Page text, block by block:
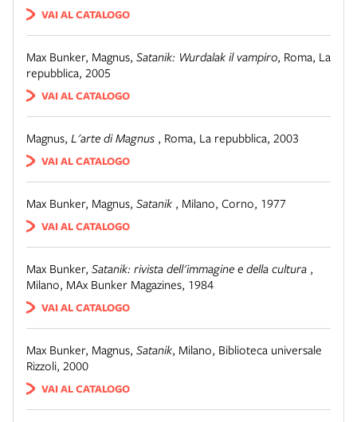
VAI AL CATALOGO
Max Bunker, Magnus, Satanik: Wurdalak il vampiro, Roma, La
repubblica, 2005
VAI AL CATALOGO
Magnus, L'arte di Magnus , Roma, La repubblica, 2003
VAI AL CATALOGO
Max Bunker, Magnus, Satanik , Milano, Corno, 1977
VAI AL CATALOGO
Max Bunker, Satanik: rivista dell'immagine e della cultura ,
Milano, MAx Bunker Magazines, 1984
VAI AL CATALOGO
Max Bunker, Magnus, Satanik, Milano, Biblioteca universale
Rizzoli, 2000
VAI AL CATALOGO